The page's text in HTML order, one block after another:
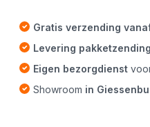
Gratis verzending
Levering
Eigen bezorgdienst
Showroom in